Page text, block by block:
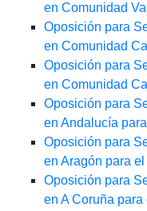
en Comunidad
Oposición para
en Comunidad
Oposición para
en Comunidad
Oposición para
en Andalucía
Oposición para
en Aragón para
Oposición para
en A Coruña para